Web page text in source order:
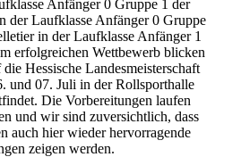
Anfänger 0 Gruppe 1 der
der Laufklasse Anfänger 0 Gruppe
in der Laufklasse Anfänger 1
erfolgreichen Wettbewerb blicken
Hessische Landesmeisterschaft
und 07. Juli in der Rollsporthalle
Die Vorbereitungen laufen
und wir sind zuversichtlich, dass
auch hier wieder hervorragende
zeigen werden.